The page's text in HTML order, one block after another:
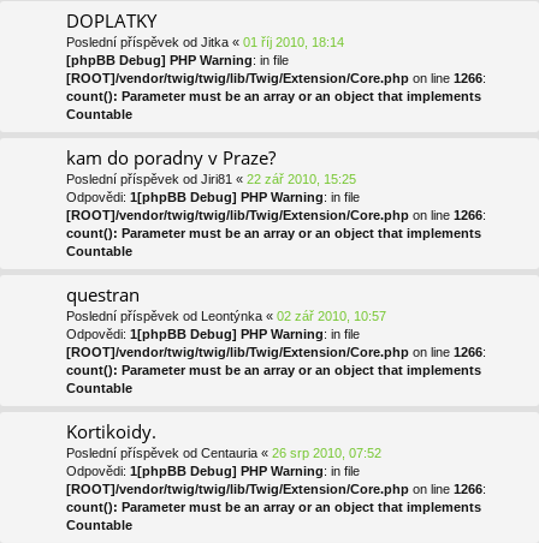
DOPLATKY
Poslední příspěvek od Jitka « 01 říj 2010, 18:14
[phpBB Debug] PHP Warning: in file
[ROOT]/vendor/twig/twig/lib/Twig/Extension/Core.php on line 1266:
count(): Parameter must be an array or an object that implements
Countable
kam do poradny v Praze?
Poslední příspěvek od Jiri81 « 22 zář 2010, 15:25
Odpovědi: 1[phpBB Debug] PHP Warning: in file
[ROOT]/vendor/twig/twig/lib/Twig/Extension/Core.php on line 1266:
count(): Parameter must be an array or an object that implements
Countable
questran
Poslední příspěvek od Leontýnka « 02 zář 2010, 10:57
Odpovědi: 1[phpBB Debug] PHP Warning: in file
[ROOT]/vendor/twig/twig/lib/Twig/Extension/Core.php on line 1266:
count(): Parameter must be an array or an object that implements
Countable
Kortikoidy.
Poslední příspěvek od Centauria « 26 srp 2010, 07:52
Odpovědi: 1[phpBB Debug] PHP Warning: in file
[ROOT]/vendor/twig/twig/lib/Twig/Extension/Core.php on line 1266:
count(): Parameter must be an array or an object that implements
Countable